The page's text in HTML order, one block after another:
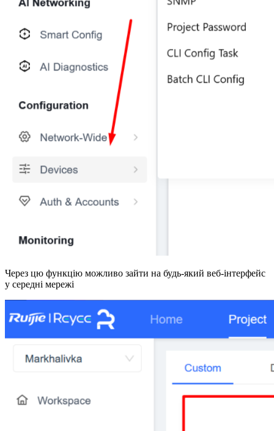
Через цю функцію можливо зайти на будь-який веб-інтерфейс
у середні мережі